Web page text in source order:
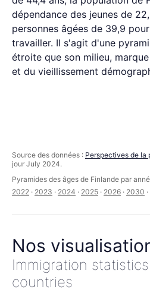
dépendance des jeunes de
personnes âgées de 39,9
travailler. Il s'agit d'une
étroite que son milieu,
et du vieillissement
Source des données : Perspectives de la
jour July 2024.
Pyramides des âges de Finlande par
2022 · 2023 · 2024 · 2025 · 2026 · 2030 ·
Nos
Immigration
countries